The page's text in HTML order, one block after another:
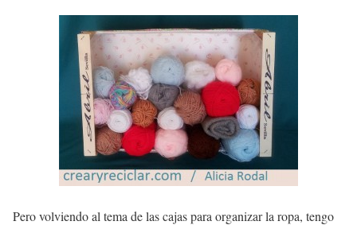
Pero volviendo al tema de las cajas para organizar la ropa, tengo